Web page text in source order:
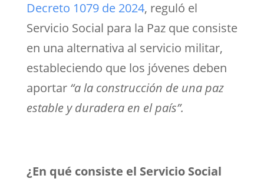
Decreto 1079 de 2024, reguló el
Servicio Social para la Paz que consiste
en una alternativa al servicio militar,
estableciendo que los jóvenes deben
aportar “a la construcción de una paz
estable y duradera en el país”.
¿En qué consiste el Servicio Social